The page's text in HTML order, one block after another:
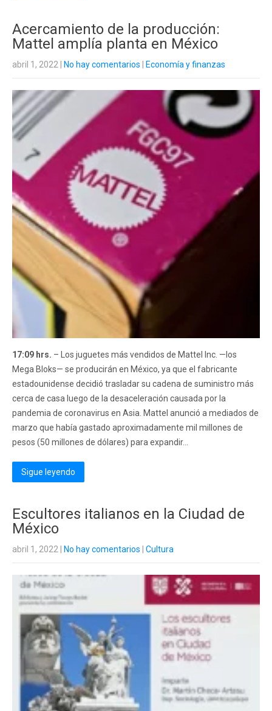
Acercamiento de la producción:
Mattel amplía planta en México
abril 1, 2022 No hay comentarios Economía y finanzas
17:09 hrs. – Los juguetes más vendidos de Mattel Inc. —los
Mega Bloks— se producirán en México, ya que el fabricante
estadounidense decidió trasladar su cadena de suministro más
cerca de casa luego de la desaceleración causada por la
pandemia de coronavirus en Asia. Mattel anunció a mediados de
marzo que había gastado aproximadamente mil millones de
pesos (50 millones de dólares) para expandir...
Sigue leyendo
Escultores italianos en la Ciudad de
México
abril 1, 2022 No hay comentarios Cultura